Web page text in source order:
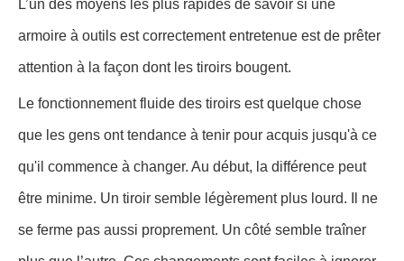
L’un des moyens les plus rapides de savoir si une
armoire à outils est correctement entretenue est de prêter
attention à la façon dont les tiroirs bougent.
Le fonctionnement fluide des tiroirs est quelque chose
que les gens ont tendance à tenir pour acquis jusqu'à ce
qu'il commence à changer. Au début, la différence peut
être minime. Un tiroir semble légèrement plus lourd. Il ne
se ferme pas aussi proprement. Un côté semble traîner